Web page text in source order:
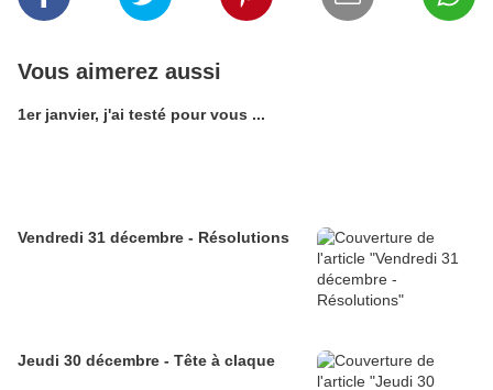
Vous aimerez aussi
1er janvier, j'ai testé pour vous ...
Vendredi 31 décembre - Résolutions
Jeudi 30 décembre - Tête à claque